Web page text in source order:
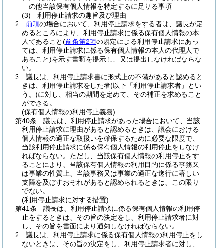
の他当該保有個人情報を特定するに足りる事項
(3)
利用停止請求の趣旨及び理由
2
前項の場合において、利用停止請求をする者は、議長が定
めるところにより、利用停止請求に係る保有個人情報の本
人であること(前条第2項の規定による利用停止請求にあっ
ては、利用停止請求に係る保有個人情報の本人の代理人で
あること)を示す書類を提示し、又は提出しなければならな
い。
3
議長は、利用停止請求書に形式上の不備があると認めると
きは、利用停止請求をした者(以下「利用停止請求者」とい
う。)に対し、相当の期間を定めて、その補正を求めること
ができる。
(保有個人情報の利用停止義務)
第40条
議長は、利用停止請求があった場合において、当該
利用停止請求に理由があると認めるときは、議会における
個人情報の適正な取扱いを確保するために必要な限度で、
当該利用停止請求に係る保有個人情報の利用停止をしなけ
ればならない。 ただし、当該保有個人情報の利用停止をす
ることにより、当該保有個人情報の利用目的に係る事務又
は事業の性質上、当該事務又は事業の適正な遂行に著しい
支障を及ぼすおそれがあると認められるときは、この限り
でない。
(利用停止請求に対する措置)
第41条
議長は、利用停止請求に係る保有個人情報の利用停
止をするときは、その旨の決定をし、利用停止請求者に対
し、その旨を書面により通知しなければならない。
2
議長は、利用停止請求に係る保有個人情報の利用停止をし
ないときは、その旨の決定をし、利用停止請求者に対し、